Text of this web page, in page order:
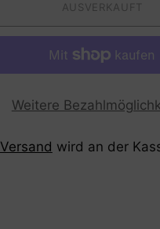
AUSVERKAUFT
Weitere
Versand wird an der